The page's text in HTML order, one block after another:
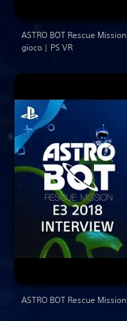
ASTRO BOT Rescue
gioco | PS VR
ASTRO BOT Rescue